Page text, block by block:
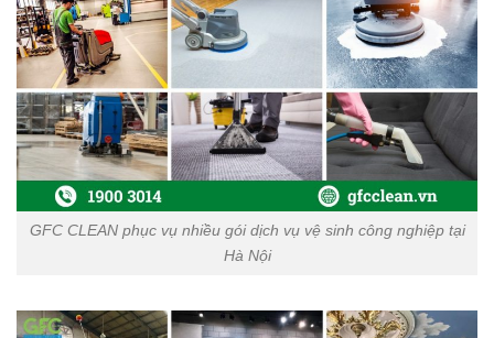
GFC CLEAN phục vụ nhiều gói dịch vụ vệ sinh công nghiệp tại
Hà Nội